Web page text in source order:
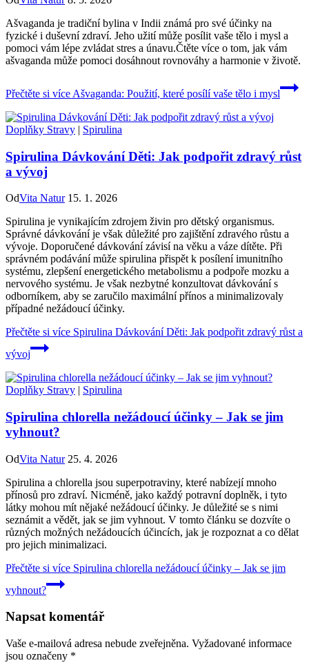
Ašvaganda je tradiční bylina v Indii známá pro své účinky na
fyzické i duševní zdraví. Jeho užití může posílit vaše tělo i mysl a
pomoci vám lépe zvládat stres a únavu.Čtěte více o tom, jak vám
ašvaganda může pomoci dosáhnout rovnováhy a harmonie v životě.
Přečtěte si více Ašvaganda: Použití, které posílí vaše tělo i mysl
Doplňky Stravy | Spirulina
Spirulina Dávkování Děti: Jak podpořit zdravý růst
a vývoj
OdVita Natur 15. 1. 2026
Spirulina je vynikajícím zdrojem živin pro dětský organismus.
Správné dávkování je však důležité pro zajištění zdravého růstu a
vývoje. Doporučené dávkování závisí na věku a váze dítěte. Při
správném podávání může spirulina přispět k posílení imunitního
systému, zlepšení energetického metabolismu a podpoře mozku a
nervového systému. Je však nezbytné konzultovat dávkování s
odborníkem, aby se zaručilo maximální přínos a minimalizovaly
případné nežádoucí účinky.
Přečtěte si více Spirulina Dávkování Děti: Jak podpořit zdravý růst a
vývoj
Doplňky Stravy | Spirulina
Spirulina chlorella nežádoucí účinky – Jak se jim
vyhnout?
OdVita Natur 25. 4. 2026
Spirulina a chlorella jsou superpotraviny, které nabízejí mnoho
přínosů pro zdraví. Nicméně, jako každý potravní doplněk, i tyto
látky mohou mít nějaké nežádoucí účinky. Je důležité se s nimi
seznámit a vědět, jak se jim vyhnout. V tomto článku se dozvíte o
různých možných nežádoucích účincích, jak je rozpoznat a co dělat
pro jejich minimalizaci.
Přečtěte si více Spirulina chlorella nežádoucí účinky – Jak se jim
vyhnout?
Napsat komentář
Vaše e-mailová adresa nebude zveřejněna. Vyžadované informace
jsou označeny *